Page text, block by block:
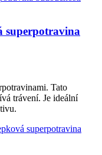
superpotravina
Tato
trávení. Je ideální
superpotravina